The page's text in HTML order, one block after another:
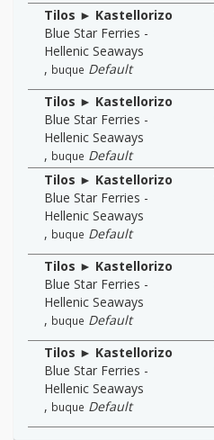
Tilos ► Kastellorizo
Blue Star Ferries -
Hellenic Seaways
, buque Default
Tilos ► Kastellorizo
Blue Star Ferries -
Hellenic Seaways
, buque Default
Tilos ► Kastellorizo
Blue Star Ferries -
Hellenic Seaways
, buque Default
Tilos ► Kastellorizo
Blue Star Ferries -
Hellenic Seaways
, buque Default
Tilos ► Kastellorizo
Blue Star Ferries -
Hellenic Seaways
, buque Default